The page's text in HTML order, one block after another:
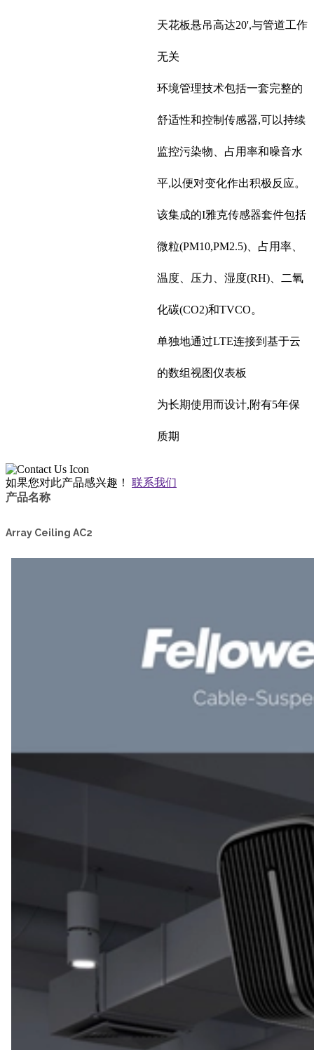
天花板悬吊高达20',与管道工作
无关
环境管理技术包括一套完整的
舒适性和控制传感器,可以持续
监控污染物、占用率和噪音水
平,以便对变化作出积极反应。
该集成的I雅克传感器套件包括
微粒(PM10,PM2.5)、占用率、
温度、压力、湿度(RH)、二氧
化碳(CO2)和TVCO。
单独地通过LTE连接到基于云
的数组视图仪表板
为长期使用而设计,附有5年保
质期
如果您对此产品感兴趣！ 联系我们
产品名称
Array Ceiling AC2